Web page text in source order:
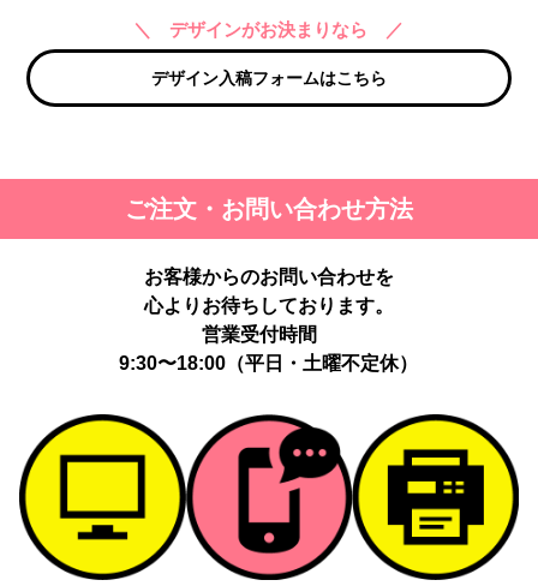
＼ デザインがお決まりなら ／
デザイン入稿フォームはこちら
ご注文・お問い合わせ方法
お客様からのお問い合わせを
心よりお待ちしております。
営業受付時間
9:30〜18:00（平日・土曜不定休）